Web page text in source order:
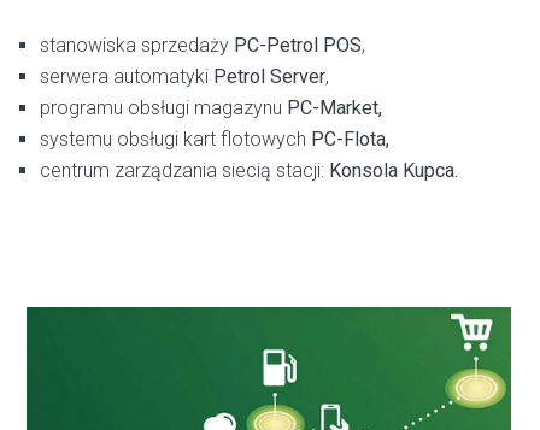
stanowiska sprzedaży PC-Petrol POS,
serwera automatyki Petrol Server,
programu obsługi magazynu PC-Market,
systemu obsługi kart flotowych PC-Flota,
centrum zarządzania siecią stacji: Konsola Kupca.